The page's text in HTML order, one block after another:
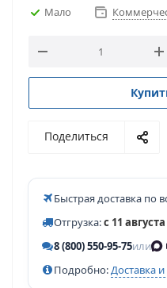
Мало
Поделиться
Быстрая доставка по
Отгрузка:с 11 августа
8 (800) 550-95-75или
Подробно:Доставка